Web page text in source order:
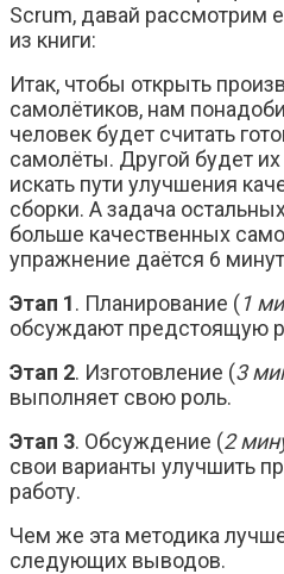
Scrum, давай рассмотрим
из книги:
Итак, чтобы открыть
самолётиков, нам
человек будет считать
самолёты. Другой будет
искать пути улучшения
сборки. А задача
больше качественных
упражнение даётся 6
Этап 1. Планирование (1
обсуждают предстоящую
Этап 2. Изготовление (3
выполняет свою роль.
Этап 3. Обсуждение (2
свои варианты улучшить
работу.
Чем же эта методика
следующих выводов.